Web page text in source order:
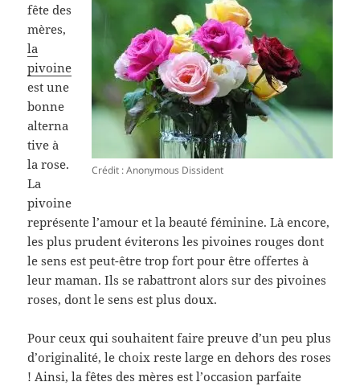
Crédit : Anonymous Dissident
fête des
mères,
la
pivoine
est une
bonne
alterna
tive à
la rose.
La
pivoine
représente l’amour et la beauté féminine. Là encore,
les plus prudent éviterons les pivoines rouges dont
le sens est peut-être trop fort pour être offertes à
leur maman. Ils se rabattront alors sur des pivoines
roses, dont le sens est plus doux.
Pour ceux qui souhaitent faire preuve d’un peu plus
d’originalité, le choix reste large en dehors des roses
! Ainsi, la fêtes des mères est l’occasion parfaite